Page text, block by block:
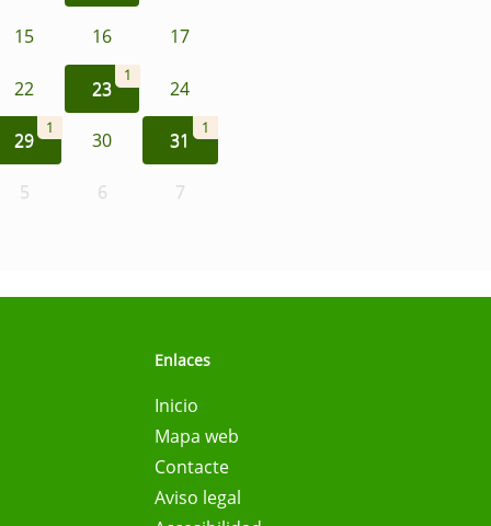
15 16 17
22 23
1
24
29
1
30 31
1
5 6 7
Enlaces
Inicio
Mapa web
Contacte
Aviso legal